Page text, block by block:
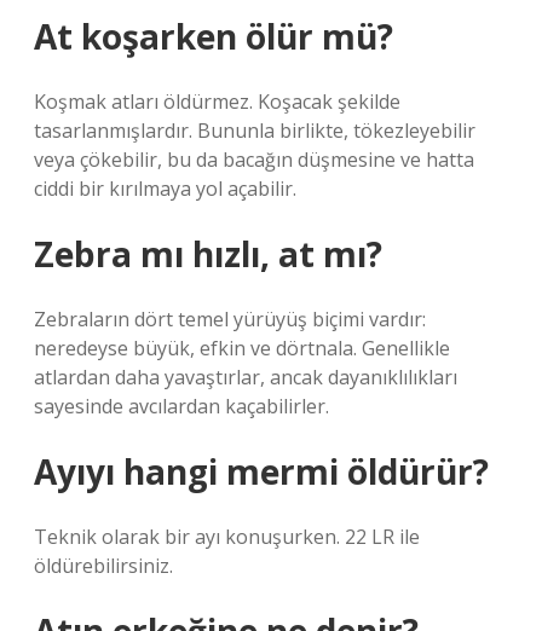
At koşarken ölür mü?
Koşmak atları öldürmez. Koşacak şekilde
tasarlanmışlardır. Bununla birlikte, tökezleyebilir
veya çökebilir, bu da bacağın düşmesine ve hatta
ciddi bir kırılmaya yol açabilir.
Zebra mı hızlı, at mı?
Zebraların dört temel yürüyüş biçimi vardır:
neredeyse büyük, efkin ve dörtnala. Genellikle
atlardan daha yavaştırlar, ancak dayanıklılıkları
sayesinde avcılardan kaçabilirler.
Ayıyı hangi mermi öldürür?
Teknik olarak bir ayı konuşurken. 22 LR ile
öldürebilirsiniz.